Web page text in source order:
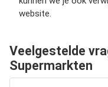
website.
Veelgestelde
Supermarkten